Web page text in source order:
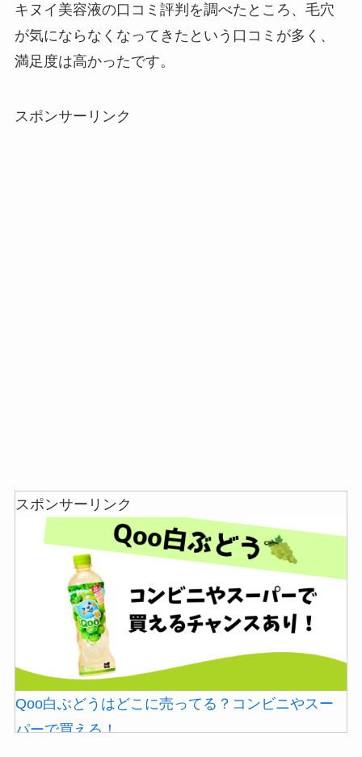
五家宝はどこで買える？取扱店はスーパーや百貨
店！
マウンテンデューはどこに売ってる？自販機やコ
ストコで買える！
ガツンと杏仁豆腐はどこに売ってる？販売終了で
ストレッチポールはどこで買える？取扱店は100均
食紅はどこで買える？ダイソーやセリアなどの100
均で売ってる？
キヌイ美容液の口コミ評判を調べたところ、毛穴
が気にならなくなってきたという口コミが多く、
満足度は高かったです。
スポンサーリンク
スポンサーリンク
Qoo白ぶどうはどこに売ってる？コンビニやスー
パーで買える！